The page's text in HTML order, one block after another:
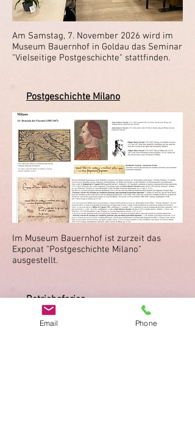
Am Samstag, 7. November 2026 wird im
Museum Bauernhof in Goldau das Seminar
"Vielseitige Postgeschichte" stattfinden.
Postgeschichte Milano
Im Museum Bauernhof ist zurzeit das
Exponat "Postgeschichte Milano"
ausgestellt.
Betriebsferien
Email Phone